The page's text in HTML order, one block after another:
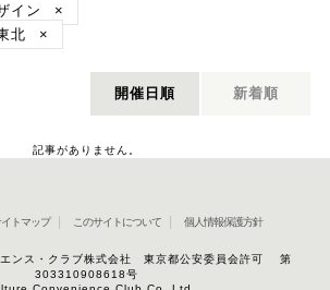
イン
×
北 ×
開催日順 新着順
記事がありません。
トマップ このサイトについて 個人情報保護方針
エンス・クラブ株式会社 東京都公安委員会許可 第
303310908618号